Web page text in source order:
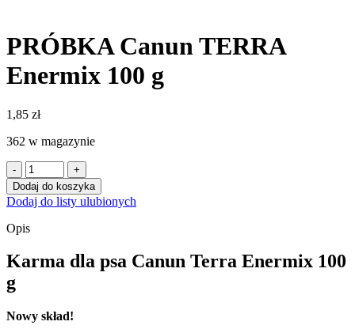
PRÓBKA Canun TERRA
Enermix 100 g
1,85 zł
362 w magazynie
ilość
PRÓBKA
Canun
TERRA
Enermix
Dodaj do koszyka
Dodaj do listy ulubionych
Opis
Karma dla psa Canun Terra Enermix 100
g
Nowy skład!